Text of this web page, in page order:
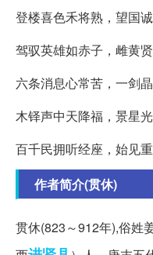
登楼喜色禾将熟，望国诚
驾驭英雄如赤子，雌黄贤
六条消息心常苦，一剑晶
木铎声中天降福，景星光
百千民拥听经座，始见重
作者简介(贯休)
贯休(823～912年),俗姓